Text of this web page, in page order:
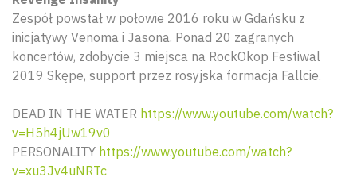
Zespół powstał w połowie 2016 roku w Gdańsku z
inicjatywy Venoma i Jasona. Ponad 20 zagranych
koncertów, zdobycie 3 miejsca na RockOkop Festiwal
2019 Skępe, support przez rosyjska formacja Fallcie.
DEAD IN THE WATER https://www.youtube.com/watch?
v=H5h4jUw19v0
PERSONALITY https://www.youtube.com/watch?
v=xu3Jv4uNRTc